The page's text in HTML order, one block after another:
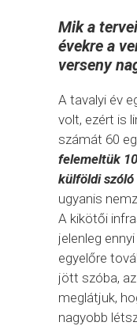
Mik a
évekre a
verseny
A tavalyi év
volt, ezért is
számát 60
felemeltük
külföldi
ugyanis
A kikötői
jelenleg
egyelőre
jött szóba,
meglátjuk,
nagyobb